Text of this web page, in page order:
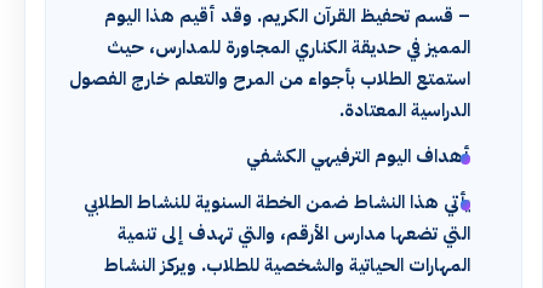
– قسم تحفيظ القرآن الكريم. وقد أقيم هذا اليوم
المميز في حديقة الكناري المجاورة للمدارس، حيث
استمتع الطلاب بأجواء من المرح والتعلم خارج الفصول
الدراسية المعتادة.
أهداف اليوم الترفيهي الكشفي
يأتي هذا النشاط ضمن الخطة السنوية للنشاط الطلابي
التي تضعها مدارس الأرقم، والتي تهدف إلى تنمية
المهارات الحياتية والشخصية للطلاب. ويركز النشاط